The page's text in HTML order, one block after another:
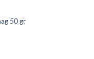
50 gr